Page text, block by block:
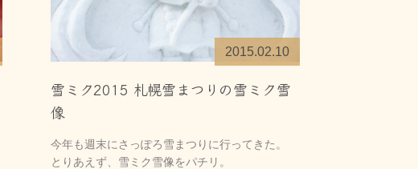
2015.02.10
雪ミク2015 札幌雪まつりの雪ミク雪
像
今年も週末にさっぽろ雪まつりに行ってきた。
とりあえず、雪ミク雪像をパチリ。